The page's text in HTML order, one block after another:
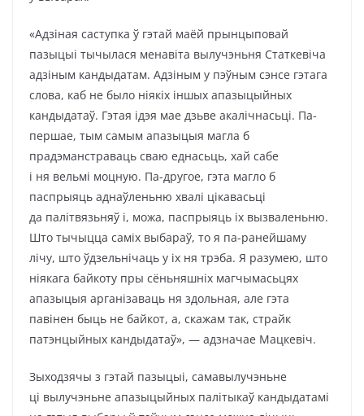
«Адзіная саступка ў гэтай маёй прынцыповай
пазыцыі тычылася менавіта вылучэньня Статкевіча
адзіным кандыдатам. Адзіным у пэўным сэнсе гэтага
слова, каб не было ніякіх іншых апазыцыйных
кандыдатаў. Гэтая ідэя мае дзьве акалічнасьці. Па-
першае, тым самым апазыцыя магла б
прадэманстраваць сваю еднасьць, хай сабе
і ня вельмі моцную. Па-другое, гэта магло б
паспрыяць аднаўленьню хвалі цікавасьці
да палітвязьняў і, можа, паспрыяць іх вызваленьню.
Што тычыцца саміх выбараў, то я па-ранейшаму
лічу, што ўдзельнічаць у іх ня трэба. Я разумею, што
ніякага байкоту пры сёньняшніх магчымасьцях
апазыцыя арганізаваць ня здольная, але гэта
павінен быць не байкот, а, скажам так, страйк
патэнцыйных кандыдатаў», — адзначае Мацкевіч.
Зыходзячы з гэтай пазыцыі, самавылучэньне
ці вылучэньне апазыцыйных палітыкаў кандыдатамі